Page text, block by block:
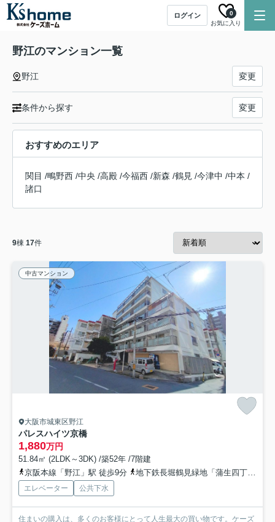
ログイン
お気に入り
0
野江のマンション一覧
野江 変更
条件から探す 変更
おすすめのエリア
関目 /鴫野西 /中央 /高殿 /今福西 /新森 /鶴見 /今津中 /中本 /
諸口
9棟 17件
中古マンション
大阪市城東区野江
パレスハイツ京橋
1,880万円
51.84㎡ (2LDK～3DK) /築52年 /7階建
京阪本線「野江」駅 徒歩9分
地下鉄長堀鶴見緑地「蒲生四丁目」駅 徒歩9分
エレベーター 公共下水
住まいの購入は、多くのお客様にとって人生最大の買い物です。ケーズ